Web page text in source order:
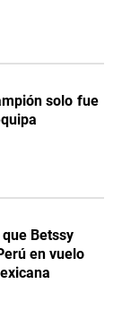
solo fue
Betssy
en vuelo